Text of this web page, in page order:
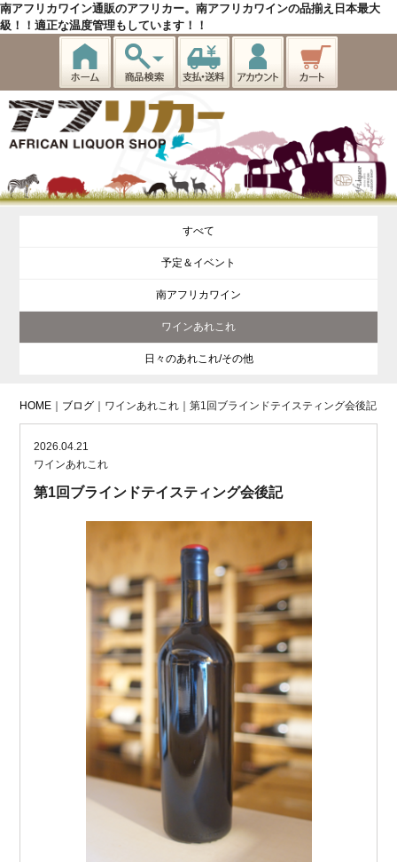
南アフリカワイン通販のアフリカー。南アフリカワインの品揃え日本最大
級！！適正な温度管理もしています！！
すべて
予定＆イベント
南アフリカワイン
ワインあれこれ
日々のあれこれ/その他
HOME ブログ ｜ワインあれこれ｜第1回ブラインドテイスティング会後記
2026.04.21
ワインあれこれ
第1回ブラインドテイスティング会後記